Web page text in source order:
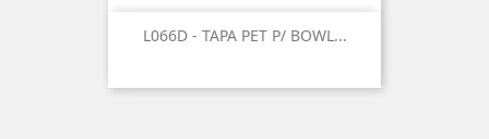
L066D - TAPA PET P/ BOWL...